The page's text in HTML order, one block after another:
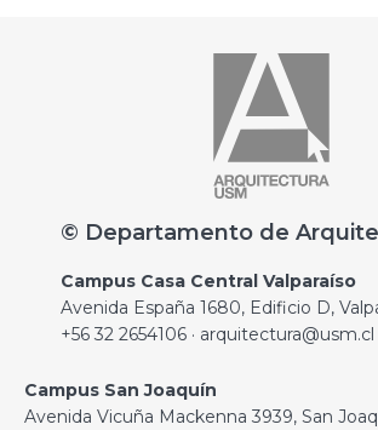
© Departamento de
Campus Casa Central Valparaíso
Avenida España 1680, Edificio D,
+56 32 2654106 · arquitectura@usm.cl
Campus San Joaquín
Avenida Vicuña Mackenna 3939, San